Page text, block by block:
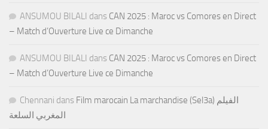
ANSUMOU BILALI dans CAN 2025 : Maroc vs Comores en Direct
– Match d’Ouverture Live ce Dimanche
ANSUMOU BILALI dans CAN 2025 : Maroc vs Comores en Direct
– Match d’Ouverture Live ce Dimanche
Chennani dans Film marocain La marchandise (Sel3a) الفيلم
المغربي السلعة